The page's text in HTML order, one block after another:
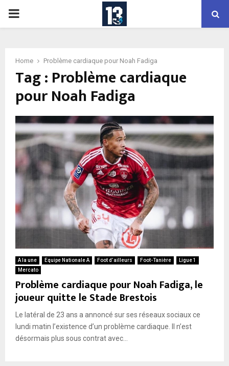
PRIMARY
Home Problème cardiaque pour Noah Fadiga
Tag : Problème cardiaque
pour Noah Fadiga
A la une Equipe Nationale A Foot d’ailleurs Foot-Tanière
Ligue 1
Mercato
Problème cardiaque pour Noah Fadiga, le
joueur quitte le Stade Brestois
Le latéral de 23 ans a annoncé sur ses réseaux sociaux ce
lundi matin l’existence d’un problème cardiaque. Il n’est
désormais plus sous contrat avec...